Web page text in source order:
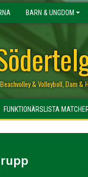
BARN & UNGDOM
Beachvolley & Volleyboll, Dam
FUNKTIONÄRSLISTA